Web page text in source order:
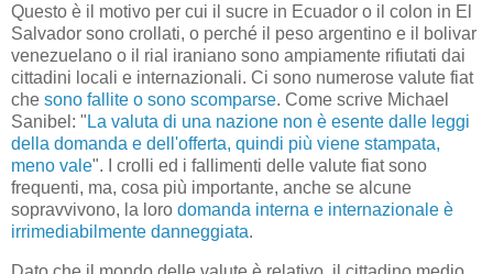
Questo è il motivo per cui il sucre in Ecuador o il colon in El
Salvador sono crollati, o perché il peso argentino e il bolivar
venezuelano o il rial iraniano sono ampiamente rifiutati dai
cittadini locali e internazionali. Ci sono numerose valute fiat
che sono fallite o sono scomparse. Come scrive Michael
Sanibel: " La valuta di una nazione non è esente dalle leggi
della domanda e dell'offerta, quindi più viene stampata,
meno vale". I crolli ed i fallimenti delle valute fiat sono
frequenti, ma, cosa più importante, anche se alcune
sopravvivono, la loro domanda interna e internazionale è
irrimediabilmente danneggiata.